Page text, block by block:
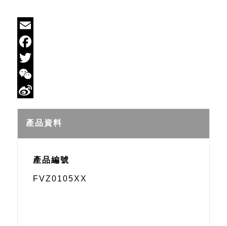
Email
Facebook
Twitter
WeChat
Weibo
產品資料
產品編號
FVZ0105XX